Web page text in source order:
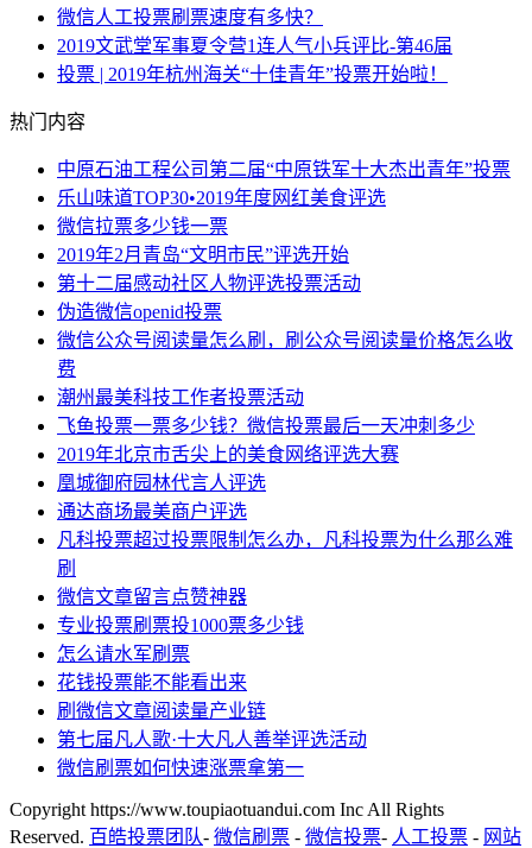
微信人工投票刷票速度有多快？
2019文武堂军事夏令营1连人气小兵评比-第46届
投票 | 2019年杭州海关“十佳青年”投票开始啦！
热门内容
中原石油工程公司第二届“中原铁军十大杰出青年”投票
乐山味道TOP30•2019年度网红美食评选
微信拉票多少钱一票
2019年2月青岛“文明市民”评选开始
第十二届感动社区人物评选投票活动
伪造微信openid投票
微信公众号阅读量怎么刷，刷公众号阅读量价格怎么收
费
潮州最美科技工作者投票活动
飞鱼投票一票多少钱？微信投票最后一天冲刺多少
2019年北京市舌尖上的美食网络评选大赛
凰城御府园林代言人评选
通达商场最美商户评选
凡科投票超过投票限制怎么办，凡科投票为什么那么难
刷
微信文章留言点赞神器
专业投票刷票投1000票多少钱
怎么请水军刷票
花钱投票能不能看出来
刷微信文章阅读量产业链
第七届凡人歌·十大凡人善举评选活动
微信刷票如何快速涨票拿第一
Copyright https://www.toupiaotuandui.com Inc All Rights
Reserved. 百皓投票团队- 微信刷票 - 微信投票- 人工投票 - 网站